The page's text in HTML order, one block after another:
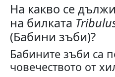
На какво се
на билката
(Бабини зъби)?
Бабините зъби са
човечеството от